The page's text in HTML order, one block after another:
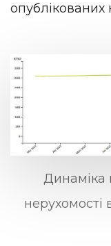
опублікованих
Динаміка
нерухомості